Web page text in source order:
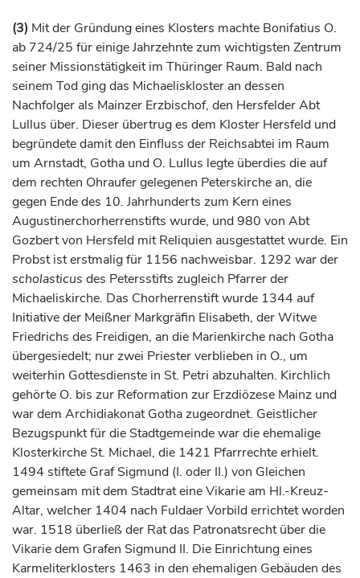
(3) Mit der Gründung eines Klosters machte Bonifatius O.
ab 724/25 für einige Jahrzehnte zum wichtigsten Zentrum
seiner Missionstätigkeit im Thüringer Raum. Bald nach
seinem Tod ging das Michaeliskloster an dessen
Nachfolger als Mainzer Erzbischof, den Hersfelder Abt
Lullus über. Dieser übertrug es dem Kloster Hersfeld und
begründete damit den Einfluss der Reichsabtei im Raum
um Arnstadt, Gotha und O. Lullus legte überdies die auf
dem rechten Ohraufer gelegenen Peterskirche an, die
gegen Ende des 10. Jahrhunderts zum Kern eines
Augustinerchorherrenstifts wurde, und 980 von Abt
Gozbert von Hersfeld mit Reliquien ausgestattet wurde. Ein
Probst ist erstmalig für 1156 nachweisbar. 1292 war der
scholasticus des Petersstifts zugleich Pfarrer der
Michaeliskirche. Das Chorherrenstift wurde 1344 auf
Initiative der Meißner Markgräfin Elisabeth, der Witwe
Friedrichs des Freidigen, an die Marienkirche nach Gotha
übergesiedelt; nur zwei Priester verblieben in O., um
weiterhin Gottesdienste in St. Petri abzuhalten. Kirchlich
gehörte O. bis zur Reformation zur Erzdiözese Mainz und
war dem ArchidiakonatGothazugeordnet. Geistlicher
Bezugspunkt für die Stadtgemeinde war die ehemalige
Klosterkirche St. Michael, die 1421 Pfarrrechte erhielt.
1494 stiftete GrafSigmund (I. oder II.) von Gleichen
gemeinsam mit dem Stadtrat eine Vikarie am Hl.-Kreuz-
Altar, welcher 1404 nach Fuldaer Vorbild errichtet worden
war. 1518 überließ der Rat das Patronatsrecht über die
Vikarie dem Grafen Sigmund II. Die Einrichtung eines
Karmeliterklosters 1463 in den ehemaligen Gebäuden des